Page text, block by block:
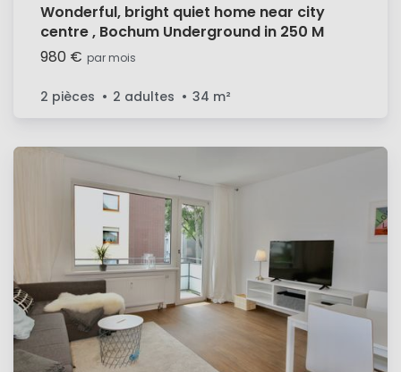
Wonderful, bright quiet home near city
centre , Bochum Underground in 250 M
980 € par mois
2 pièces 2 adultes 34 m²